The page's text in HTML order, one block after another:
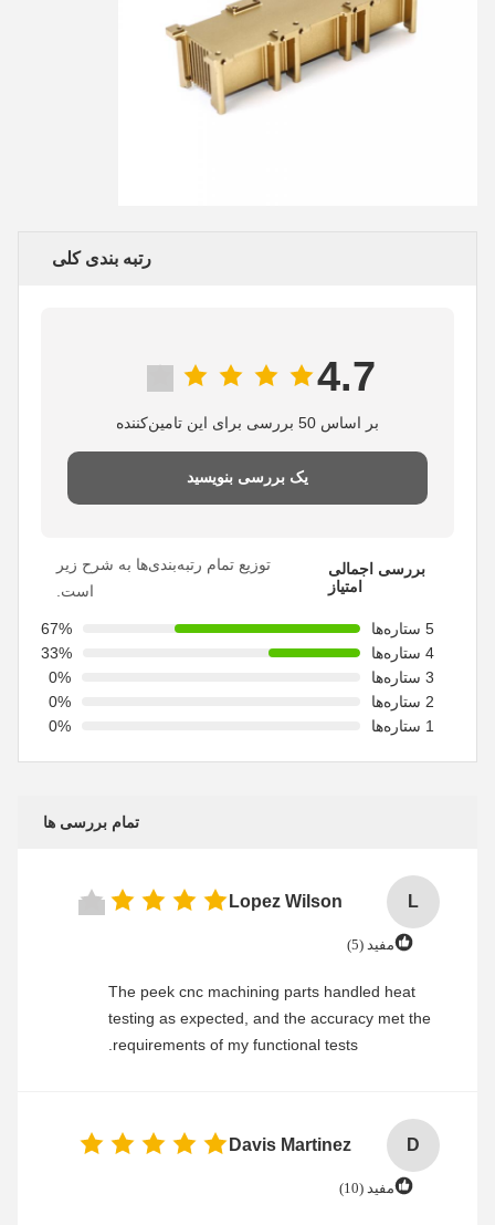
رتبه بندی کلی
4.7
بر اساس 50 بررسی برای این تامین‌کننده
یک بررسی بنویسید
بررسی اجمالی
امتیاز
توزیع تمام رتبه‌بندی‌ها به شرح زیر
است.
5 ستاره‌ها
67%
4 ستاره‌ها
33%
3 ستاره‌ها
0%
2 ستاره‌ها
0%
1 ستاره‌ها
0%
تمام بررسی ها
L
Lopez Wilson
مفید (5)
The peek cnc machining parts handled heat
testing as expected, and the accuracy met the
requirements of my functional tests.
D
Davis Martinez
مفید (10)